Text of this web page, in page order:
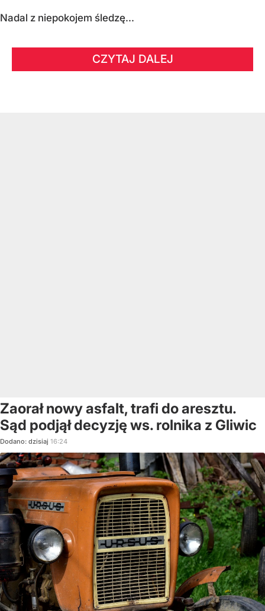
Nadal z niepokojem śledzę...
CZYTAJ DALEJ
Zaorał nowy asfalt, trafi do aresztu.
Sąd podjął decyzję ws. rolnika z Gliwic
Dodano: dzisiaj 16:24